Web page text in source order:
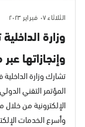
الثلاثاء ٠٧ فبراير ٢٠٢٣
وزارة
وإنجازاتها
مؤتمر "ليب23"
تشارك وزارة
الإلكترونية من
وأسرع الخدمات